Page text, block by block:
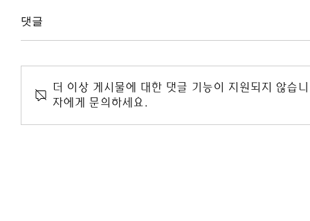
댓글
더 이상 게시물에 대한 댓글 기능이 지원되지 않습
자에게 문의하세요.